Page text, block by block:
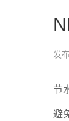
发
节
避